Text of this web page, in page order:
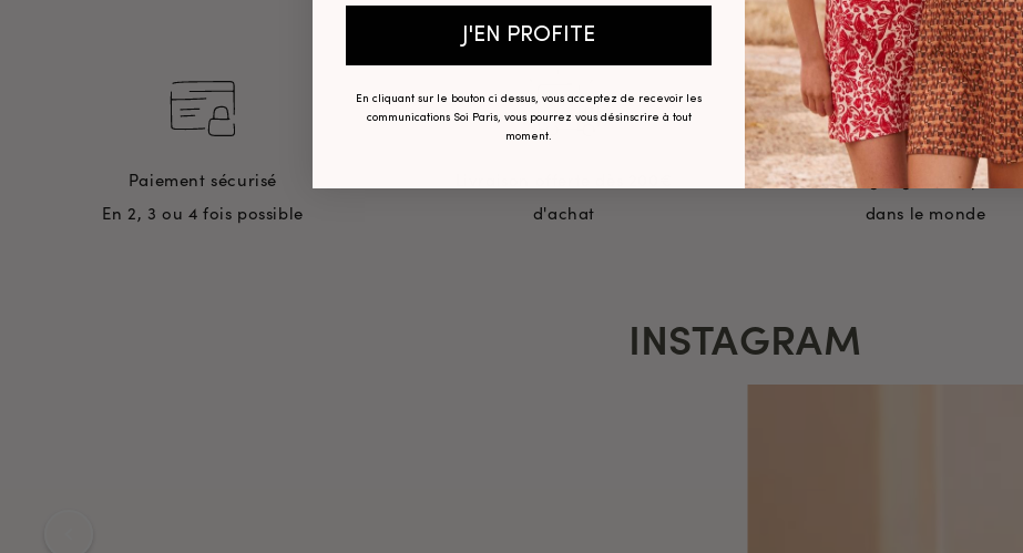
Paiement sécurisé
En 2, 3 ou 4 fois possible
d'achat
Echanges gratuits partout
dans le monde
INSTAGRAM
J'EN PROFITE
En cliquant sur le bouton ci dessus, vous acceptez de recevoir les
communications Soi Paris, vous pourrez vous désinscrire à tout
moment.